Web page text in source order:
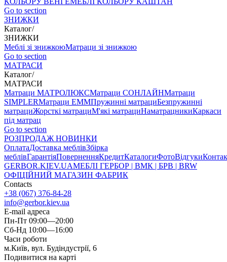
Go to section
ЗНИЖКИ
Каталог/
ЗНИЖКИ
Меблі зі знижкоюМатраци зі знижкою
Go to section
МАТРАСИ
Каталог/
МАТРАСИ
Матраци МАТРОЛЮКСМатраци СОНЛАЙНМатраци
SIMPLERМатраци ЕММПружинні матрациБезпружинні
матрациЖорсткі матрациМ'які матрациНаматрацникиКаркаси
під матрац
Go to section
РОЗПРОДАЖ НОВИНКИ
ОплатаДоставка меблівЗбірка
меблівГарантіяПоверненняКредитКаталогиФотоВідгуки
GERBOR.KIEV.UAМЕБЛI ГЕРБОР | ВМК | БРВ | BRW
ОФІЦІЙНИЙ МАГАЗИН ФАБРИК
Contacts
+38 (067) 376-84-28
info@gerbor.kiev.ua
E-mail адреса
Пн-Пт 09:00—20:00
Сб-Нд 10:00—16:00
Часи роботи
м.Київ, вул. Будіндустрії, 6
Подивитися на карті